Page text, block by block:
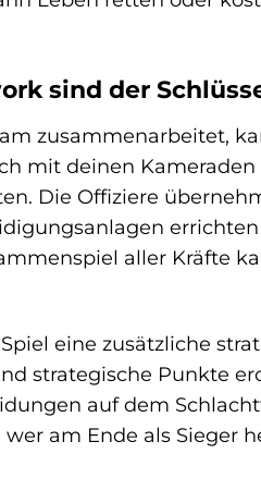
sind der
zusammenarbeitet,
mit deinen
Die Offiziere
aller Kräfte
eine zusätzliche
strategische Punkte
auf dem
am Ende als Sieger